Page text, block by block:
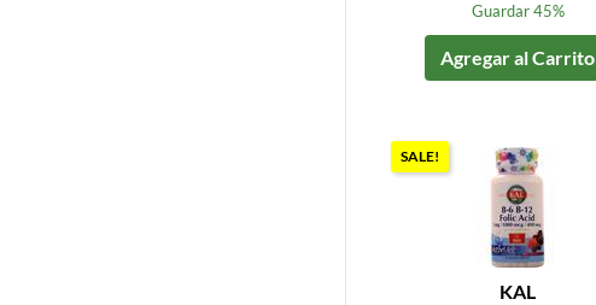
Guardar 45%
Agregar al Carrito
SALE!
KAL